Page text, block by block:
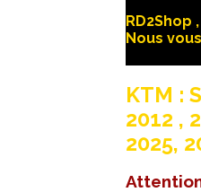
Nous
KTM :
2012 ,
2025,